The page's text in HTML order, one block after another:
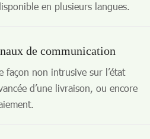
en plusieurs langues.
de communication
façon non intrusive sur l’état
d’une livraison, ou encore